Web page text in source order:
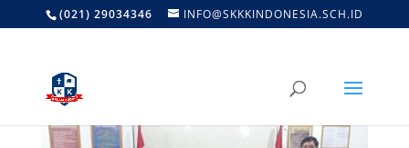
(021) 29034346 INFO@SKKKINDONESIA.SCH.ID